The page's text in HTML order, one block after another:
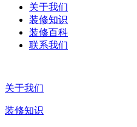
关于我们
装修知识
装修百科
联系我们
关于我们
装修知识